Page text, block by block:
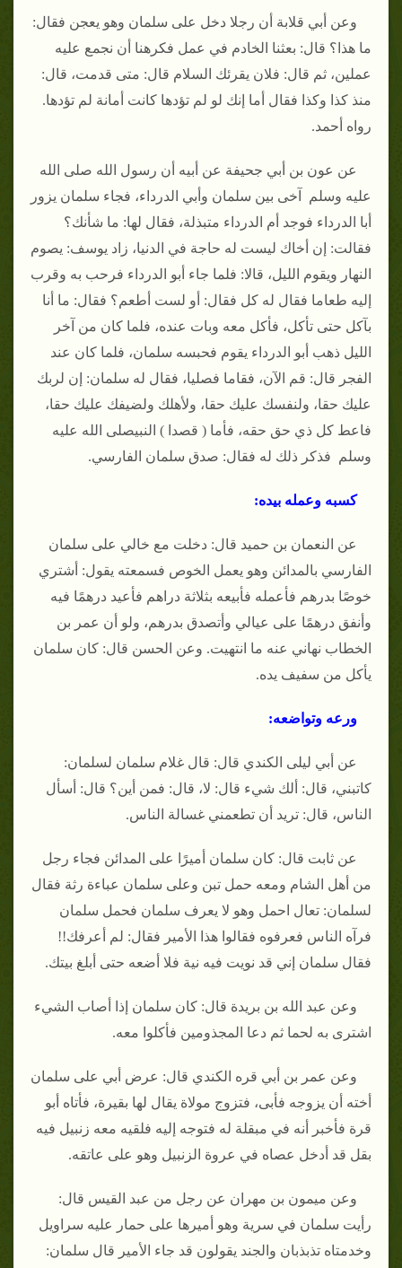
وعن أبي قلابة أن رجلا دخل على سلمان وهو يعجن فقال:
ما هذا؟ قال: بعثنا الخادم في عمل فكرهنا أن نجمع عليه
عملين، ثم قال: فلان يقرئك السلام قال: متى قدمت، قال:
منذ كذا وكذا فقال أما إنك لو لم تؤدها كانت أمانة لم تؤدها.
رواه أحمد.
عن عون بن أبي جحيفة عن أبيه أن رسول الله صلى الله
عليه وسلم آخى بين سلمان وأبي الدرداء، فجاء سلمان يزور
أبا الدرداء فوجد أم الدرداء متبذلة، فقال لها: ما شأنك؟
فقالت: إن أخاك ليست له حاجة في الدنيا، زاد يوسف: يصوم
النهار ويقوم الليل، قالا: فلما جاء أبو الدرداء فرحب به وقرب
إليه طعاما فقال له كل فقال: أو لست أطعم؟ فقال: ما أنا
بآكل حتى تأكل، فأكل معه وبات عنده، فلما كان من آخر
الليل ذهب أبو الدرداء يقوم فحبسه سلمان، فلما كان عند
الفجر قال: قم الآن، فقاما فصليا، فقال له سلمان: إن لربك
عليك حقا، ولنفسك عليك حقا، ولأهلك ولضيفك عليك حقا،
فاعط كل ذي حق حقه، فأما ( قصدا ) النبيصلى الله عليه
وسلم فذكر ذلك له فقال: صدق سلمان الفارسي.
كسبه وعمله بيده:
عن النعمان بن حميد قال: دخلت مع خالي على سلمان
الفارسي بالمدائن وهو يعمل الخوص فسمعته يقول: أشتري
خوصًا بدرهم فأعمله فأبيعه بثلاثة دراهم فأعيد درهمًا فيه
وأنفق درهمًا على عيالي وأتصدق بدرهم، ولو أن عمر بن
الخطاب نهاني عنه ما انتهيت. وعن الحسن قال: كان سلمان
يأكل من سفيف يده.
ورعه وتواضعه:
عن أبي ليلى الكندي قال: قال غلام سلمان لسلمان:
كاتبني، قال: ألك شيء قال: لا، قال: فمن أين؟ قال: أسأل
الناس، قال: تريد أن تطعمني غسالة الناس.
عن ثابت قال: كان سلمان أميرًا على المدائن فجاء رجل
من أهل الشام ومعه حمل تبن وعلى سلمان عباءة رثة فقال
لسلمان: تعال احمل وهو لا يعرف سلمان فحمل سلمان
فرآه الناس فعرفوه فقالوا هذا الأمير فقال: لم أعرفك!!
فقال سلمان إني قد نويت فيه نية فلا أضعه حتى أبلغ بيتك.
وعن عبد الله بن بريدة قال: كان سلمان إذا أصاب الشيء
اشترى به لحما ثم دعا المجذومين فأكلوا معه.
وعن عمر بن أبي قره الكندي قال: عرض أبي على سلمان
أخته أن يزوجه فأبى، فتزوج مولاة يقال لها بقيرة، فأتاه أبو
قرة فأخبر أنه في مبقلة له فتوجه إليه فلقيه معه زنبيل فيه
بقل قد أدخل عصاه في عروة الزنبيل وهو على عاتقه.
وعن ميمون بن مهران عن رجل من عبد القيس قال:
رأيت سلمان في سرية وهو أميرها على حمار عليه سراويل
وخدمتاه تذبذبان والجند يقولون قد جاء الأمير قال سلمان: